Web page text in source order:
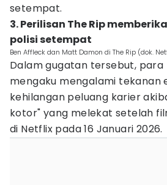
setempat.
3. Perilisan The Rip
polisi setempat
Ben Affleck dan Matt Damon di The Rip (dok.
Dalam gugatan tersebut, para
mengaku mengalami tekanan
kehilangan peluang karier
kotor" yang melekat setelah
di Netflix pada 16 Januari 2026.